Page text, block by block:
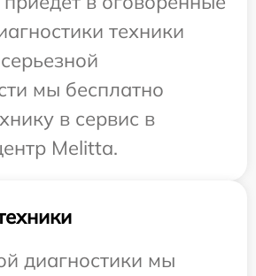
техники
мы бесплатно
в сервис в
Melitta.
диагностики мы